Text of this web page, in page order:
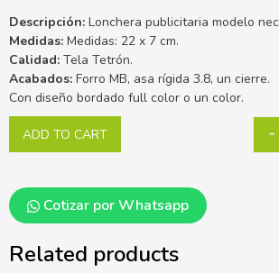
Descripción: Lonchera publicitaria modelo
Medidas: Medidas: 22 x 7 cm.
Calidad: Tela Tetrón.
Acabados: Forro MB, asa rígida 3.8, un cierre.
Con diseño bordado full color o un color.
-
ADD TO CART
Cotizar por Whatsapp
Related products